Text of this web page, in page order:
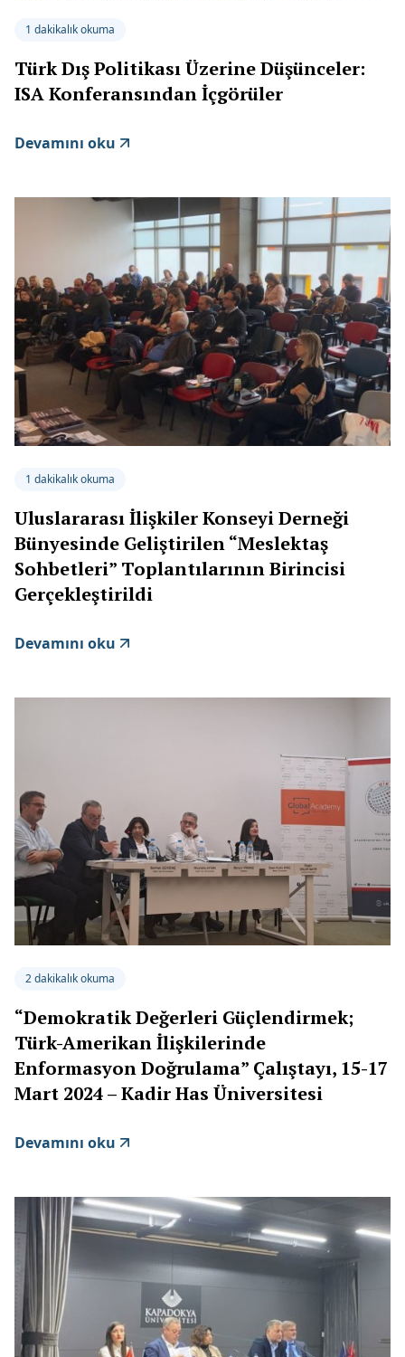
1 dakikalık okuma
Türk Dış Politikası Üzerine Düşünceler:
ISA Konferansından İçgörüler
Devamını oku
1 dakikalık okuma
Uluslararası İlişkiler Konseyi Derneği
Bünyesinde Geliştirilen “Meslektaş
Sohbetleri” Toplantılarının Birincisi
Gerçekleştirildi
Devamını oku
2 dakikalık okuma
“Demokratik Değerleri Güçlendirmek;
Türk-Amerikan İlişkilerinde
Enformasyon Doğrulama” Çalıştayı, 15-17
Mart 2024 – Kadir Has Üniversitesi
Devamını oku